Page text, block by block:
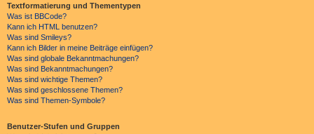
Textformatierung und Thementypen
Was ist BBCode?
Kann ich HTML benutzen?
Was sind Smileys?
Kann ich Bilder in meine Beiträge einfügen?
Was sind globale Bekanntmachungen?
Was sind Bekanntmachungen?
Was sind wichtige Themen?
Was sind geschlossene Themen?
Was sind Themen-Symbole?
Benutzer-Stufen und Gruppen